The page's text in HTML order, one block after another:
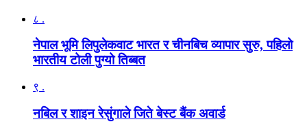
८ .
नेपाल भूमि लिपुलेकवाट भारत र चीनबिच व्यापार सुरु, पहिलो
भारतीय टोली पुग्यो तिब्बत
९ .
नबिल र शाइन रेसुंगाले जिते बेस्ट बैंक अवार्ड